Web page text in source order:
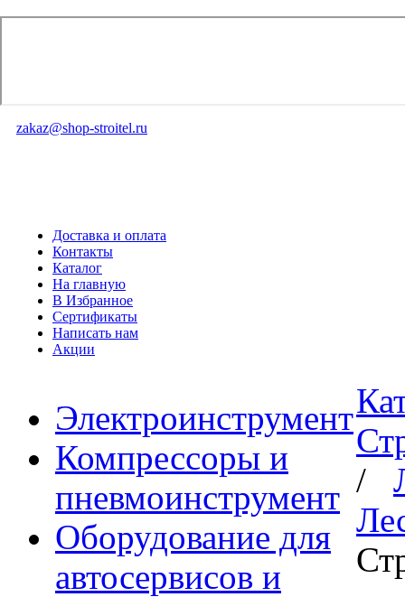
zakaz@shop-stroitel.ru
Доставка и оплата
Контакты
Каталог
На главную
В Избранное
Сертификаты
Написать нам
Акции
Электроинструмент
Компрессоры и
пневмоинструмент
Оборудование для
автосервисов и
/